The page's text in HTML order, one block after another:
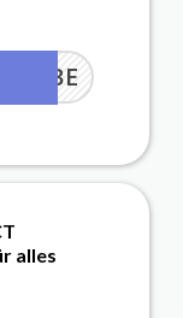
alles